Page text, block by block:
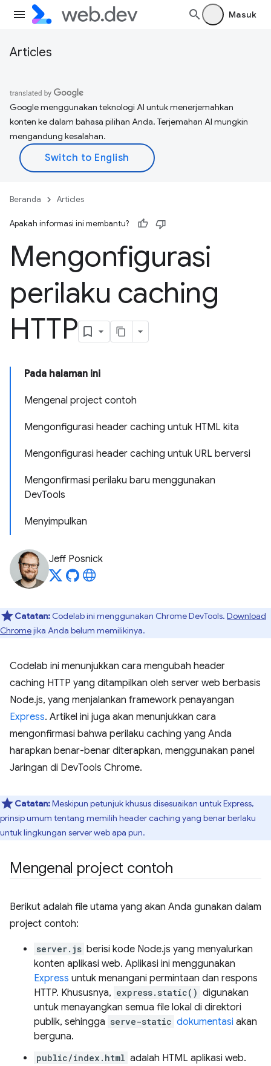
Masuk
Articles
Google menggunakan teknologi AI untuk menerjemahkan
konten ke dalam bahasa pilihan Anda. Terjemahan AI mungkin
mengandung kesalahan.
Beranda Articles
Apakah informasi ini membantu?
Mengonfigurasi
perilaku caching
HTTP
Pada halaman ini
Mengenal project contoh
Mengonfigurasi header caching untuk HTML kita
Mengonfigurasi header caching untuk URL berversi
Mengonfirmasi perilaku baru menggunakan
DevTools
Menyimpulkan
Jeff Posnick
Catatan: Codelab ini menggunakan Chrome DevTools. Download
Chromejika Anda belum memilikinya.
Codelab ini menunjukkan cara mengubah header
caching HTTP yang ditampilkan oleh server web berbasis
Node.js, yang menjalankan framework penayangan
Express. Artikel ini juga akan menunjukkan cara
mengonfirmasi bahwa perilaku caching yang Anda
harapkan benar-benar diterapkan, menggunakan panel
Jaringan di DevTools Chrome.
Catatan:Meskipun petunjuk khusus disesuaikan untuk Express,
prinsip umum tentang memilih header caching yang benar berlaku
untuk lingkungan server web apa pun.
Mengenal project contoh
Berikut adalah file utama yang akan Anda gunakan dalam
project contoh:
server.js berisi kode Node.js yang menyalurkan
konten aplikasi web. Aplikasi ini menggunakan
Express untuk menangani permintaan dan respons
HTTP. Khususnya, express.static() digunakan
untuk menayangkan semua file lokal di direktori
publik, sehingga serve-static dokumentasi akan
berguna.
public/index.html adalah HTML aplikasi web.